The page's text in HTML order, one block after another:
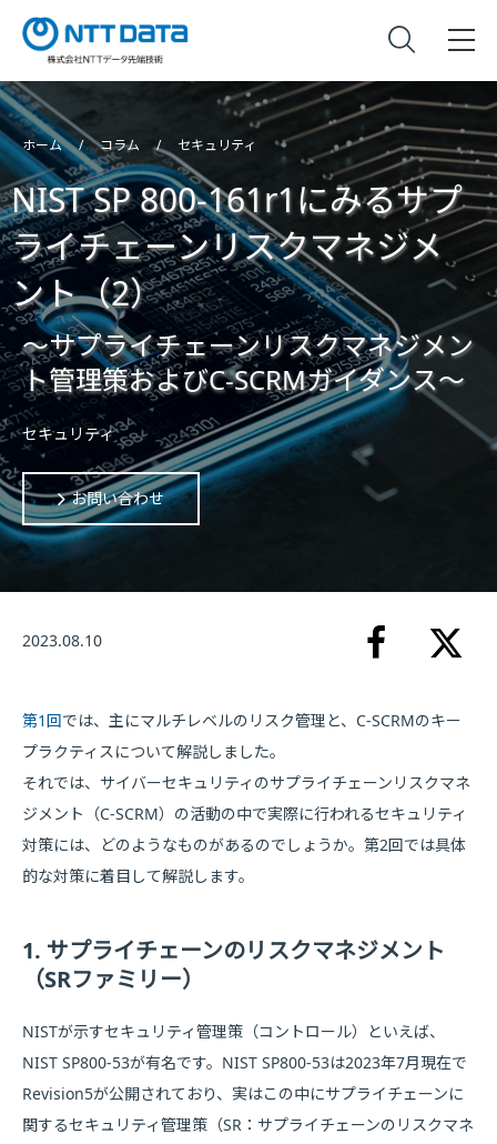
ホーム コラム セキュリティ
NIST SP 800-161r1にみるサプ
ライチェーンリスクマネジメ
ント（2）
～サプライチェーンリスクマネジメン
ト管理策およびC-SCRMガイダンス～
セキュリティ
お問い合わせ
2023.08.10
第1回では、主にマルチレベルのリスク管理と、C-SCRMのキー
プラクティスについて解説しました。
それでは、サイバーセキュリティのサプライチェーンリスクマネ
ジメント（C-SCRM）の活動の中で実際に行われるセキュリティ
対策には、どのようなものがあるのでしょうか。第2回では具体
的な対策に着目して解説します。
1. サプライチェーンのリスクマネジメント
（SRファミリー）
NISTが示すセキュリティ管理策（コントロール）といえば、
NIST SP800-53が有名です。NIST SP800-53は2023年7月現在で
Revision5が公開されており、実はこの中にサプライチェーンに
関するセキュリティ管理策（SR：サプライチェーンのリスクマネ